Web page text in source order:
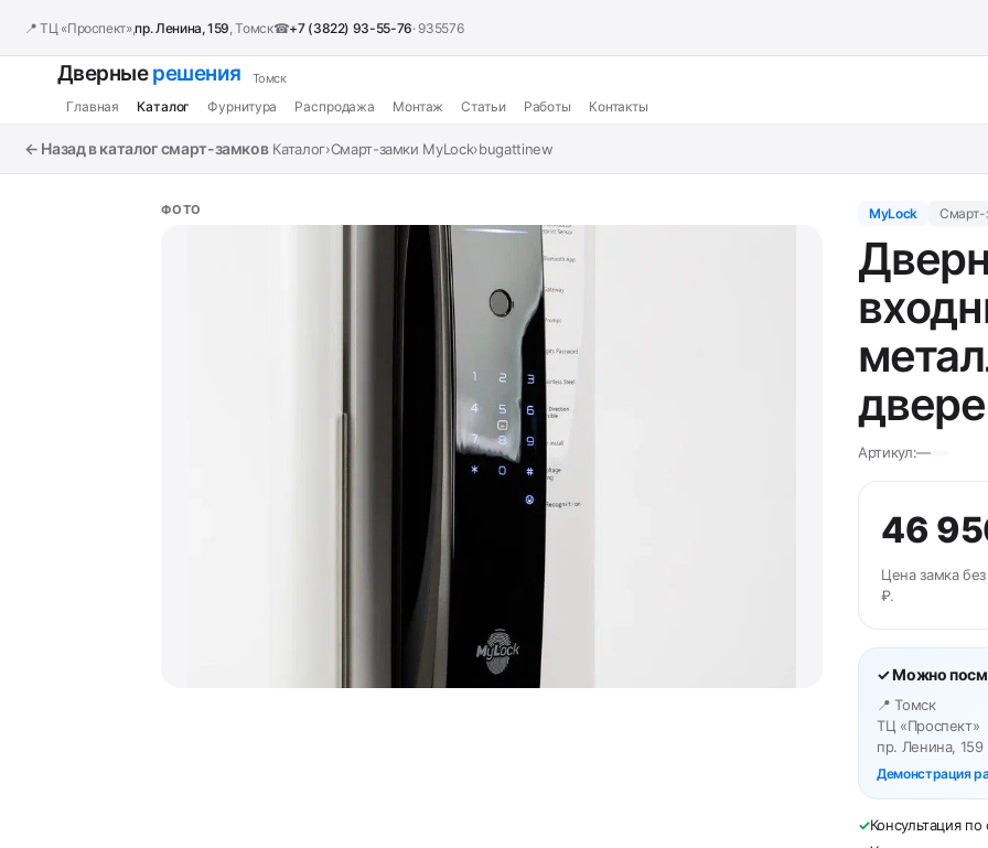
📍 ТЦ «Проспект»,пр. Ленина, 159 , Томск☎+7 (3822) 93-55-76· 935576
Дверныерешения Томск
Главная Каталог Фурнитура Распродажа Монтаж Статьи Работы Контакты
← Назад в каталог смарт-замков Каталог›Смарт-замки MyLock›bugattinew
ФОТО MyLock Смарт-
Артикул:—
46
Цена замка
₽.
✓ Можно
📍 Томск
ТЦ «Проспект»
пр. Ленина, 159
Демонстрация
✓Консультация